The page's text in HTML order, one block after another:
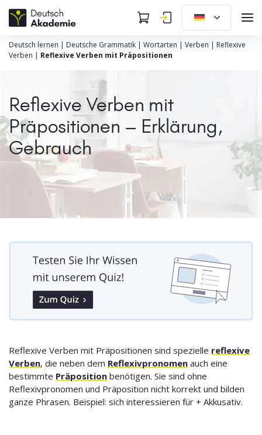
Deutsch lernen | Deutsche Grammatik | Wortarten | Verben | Reflexive
Verben | Reflexive Verben mit Präpositionen
Reflexive Verben mit
Präpositionen – Erklärung,
Gebrauch
Reflexive Verben mit Präpositionen sind spezielle reflexive
Verben, die neben dem Reflexivpronomen auch eine
bestimmte Präposition benötigen. Sie sind ohne
Reflexivpronomen und Präposition nicht korrekt und bilden
ganze Phrasen. Beispiel: sich interessieren für + Akkusativ.